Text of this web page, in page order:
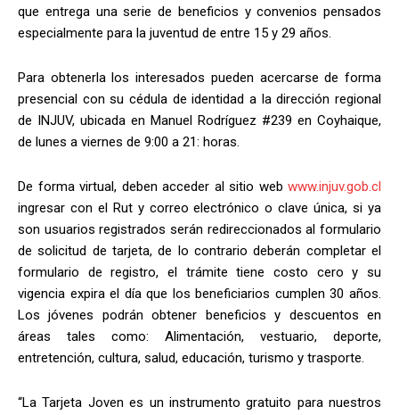
que entrega una serie de beneficios y convenios pensados
especialmente para la juventud de entre 15 y 29 años.
Para obtenerla los interesados pueden acercarse de forma
presencial con su cédula de identidad a la dirección regional
de INJUV, ubicada en Manuel Rodríguez #239 en Coyhaique,
de lunes a viernes de 9:00 a 21: horas.
De forma virtual, deben acceder al sitio web www.injuv.gob.cl
ingresar con el Rut y correo electrónico o clave única, si ya
son usuarios registrados serán redireccionados al formulario
de solicitud de tarjeta, de lo contrario deberán completar el
formulario de registro, el trámite tiene costo cero y su
vigencia expira el día que los beneficiarios cumplen 30 años.
Los jóvenes podrán obtener beneficios y descuentos en
áreas tales como: Alimentación, vestuario, deporte,
entretención, cultura, salud, educación, turismo y trasporte.
“La Tarjeta Joven es un instrumento gratuito para nuestros